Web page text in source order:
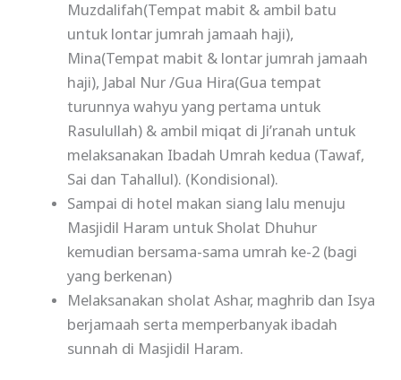
Muzdalifah(Tempat mabit & ambil batu
untuk lontar jumrah jamaah haji),
Mina(Tempat mabit & lontar jumrah jamaah
haji), Jabal Nur /Gua Hira(Gua tempat
turunnya wahyu yang pertama untuk
Rasulullah) & ambil miqat di Ji’ranah untuk
melaksanakan Ibadah Umrah kedua (Tawaf,
Sai dan Tahallul). (Kondisional).
Sampai di hotel makan siang lalu menuju
Masjidil Haram untuk Sholat Dhuhur
kemudian bersama-sama umrah ke-2 (bagi
yang berkenan)
Melaksanakan sholat Ashar, maghrib dan Isya
berjamaah serta memperbanyak ibadah
sunnah di Masjidil Haram.